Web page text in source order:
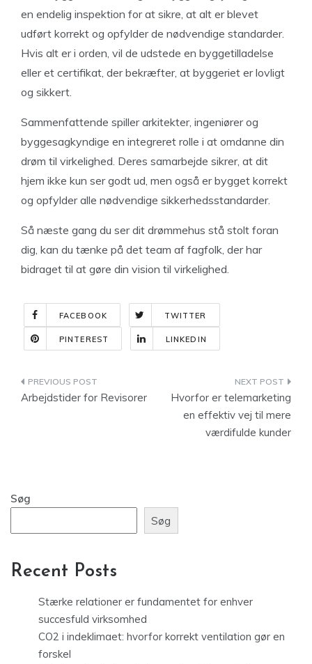
en endelig inspektion for at sikre, at alt er blevet
udført korrekt og opfylder de nødvendige standarder.
Hvis alt er i orden, vil de udstede en byggetilladelse
eller et certifikat, der bekræfter, at byggeriet er lovligt
og sikkert.
Sammenfattende spiller arkitekter, ingeniører og
byggesagkyndige en integreret rolle i at omdanne din
drøm til virkelighed. Deres samarbejde sikrer, at dit
hjem ikke kun ser godt ud, men også er bygget korrekt
og opfylder alle nødvendige sikkerhedsstandarder.
Så næste gang du ser dit drømmehus stå stolt foran
dig, kan du tænke på det team af fagfolk, der har
bidraget til at gøre din vision til virkelighed.
FACEBOOK TWITTER
PINTEREST LINKEDIN
Indlægsnavigation
Arbejdstider for Revisorer
Hvorfor er telemarketing
en effektiv vej til mere
værdifulde kunder
Søg
Søg
Recent Posts
Stærke relationer er fundamentet for enhver
succesfuld virksomhed
CO2 i indeklimaet: hvorfor korrekt ventilation gør en
forskel